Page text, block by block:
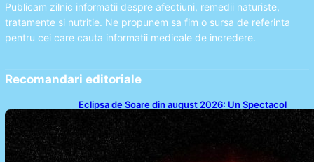
Publicam zilnic informatii despre afectiuni, remedii naturiste,
tratamente si nutritie. Ne propunem sa fim o sursa de referinta
pentru cei care cauta informatii medicale de incredere.
Recomandari editoriale
Eclipsa de Soare din august 2026: Un Spectacol
Astronomic Pe Cerul României